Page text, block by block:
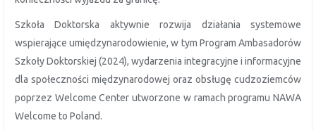
Szkoła Doktorska aktywnie rozwija działania systemowe
wspierające umiędzynarodowienie, w tym Program Ambasadorów
Szkoły Doktorskiej (2024), wydarzenia integracyjne i informacyjne
dla społeczności międzynarodowej oraz obsługę cudzoziemców
poprzez Welcome Center utworzone w ramach programu NAWA
Welcome to Poland.